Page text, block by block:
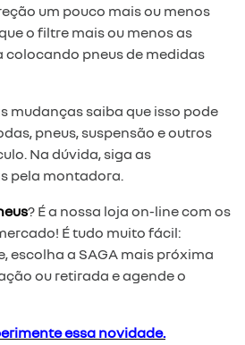
um pouco mais ou menos
o filtre mais ou menos as
colocando pneus de medidas
mudanças saiba que isso pode
pneus, suspensão e outros
Na dúvida, siga as
pela montadora.
? É a nossa loja on-line com os
É tudo muito fácil:
escolha a SAGA mais próxima
ou retirada e agende o
essa novidade.